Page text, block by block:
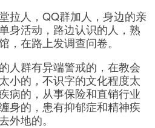
拉人，QQ群加人，身边的亲
身活动，路边认识的人，熟
，在路上发调查问卷。
人群有异端警戒的，在教会
小的，不识字的文化程度太
病的，从事保险和直销行业
身的，患有抑郁症和精神疾
外地的。